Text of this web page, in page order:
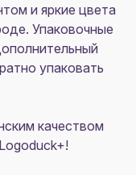
и яркие цвета
Упаковочные
упаковать
качеством